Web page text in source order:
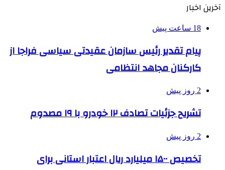
آخرین اخبار
18 ساعت پیش
پیام تقدیر رئیس سازمان عقیدتی سیاسی فراجا از
کارکنان مجاهد انتظامی
2 روز پیش
تشریح جزئیات تصادف ۱۲ خودرو با ۱۹ مصدوم
2 روز پیش
تخصیص ۱۵۰۰ میلیارد ریال اعتبار استانی برای